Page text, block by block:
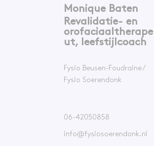
Monique Baten
Revalidatie- en
orofaciaaltherape
ut, leefstijlcoach
Fysio Beusen-Foudraine /
Fysio Soerendonk
06-42050858
info@fysiosoerendonk.nl